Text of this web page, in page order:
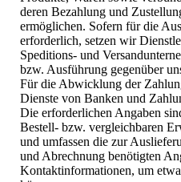
deren Bezahlung und
ermöglichen. Sofern für die
erforderlich, setzen wir
Speditions- und
bzw. Ausführung gegenüber
Für die Abwicklung der
Dienste von Banken und
Die erforderlichen Angaben
Bestell- bzw. vergleichbaren
und umfassen die zur
und Abrechnung benötigten
Kontaktinformationen, um